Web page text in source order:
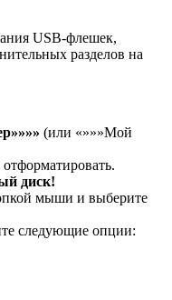
USB-флешек,
разделов на
(или «»»»Мой
диск!
мыши и выберите
следующие опции: